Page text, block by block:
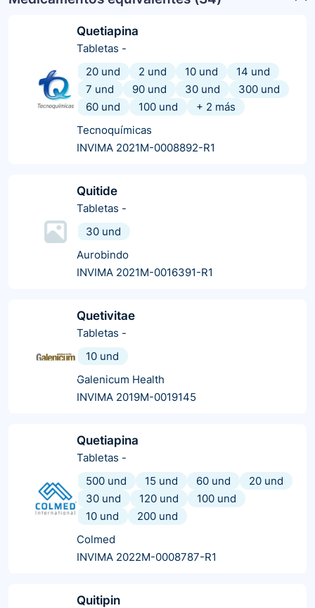
Quetiapina
Tabletas -
20 und
2 und 10 und
14 und
7 und
90 und 30 und
300 und
60 und
100 und + 2 más
Tecnoquímicas
INVIMA 2021M-0008892-R1
Quitide
Tabletas -
30 und
Aurobindo
INVIMA 2021M-0016391-R1
Quetivitae
Tabletas -
10 und
Galenicum Health
INVIMA 2019M-0019145
Quetiapina
Tabletas -
500 und
15 und 60 und
20 und
30 und
120 und
100 und
10 und
200 und
Colmed
INVIMA 2022M-0008787-R1
Quitipin